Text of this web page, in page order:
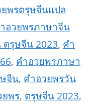
พรตรุษจีนแปล
อวยพรภาษาจีน
รุษจีน 2023, คำ
, คำอวยพรภาษา
จีน, คำอวยพรวัน
พร, ตรุษจีน 2023,